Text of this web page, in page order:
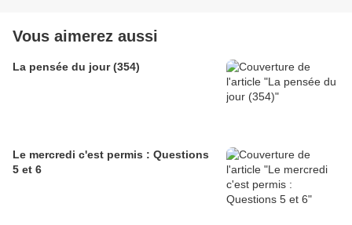
Vous aimerez aussi
La pensée du jour (354)
Le mercredi c'est permis : Questions
5 et 6